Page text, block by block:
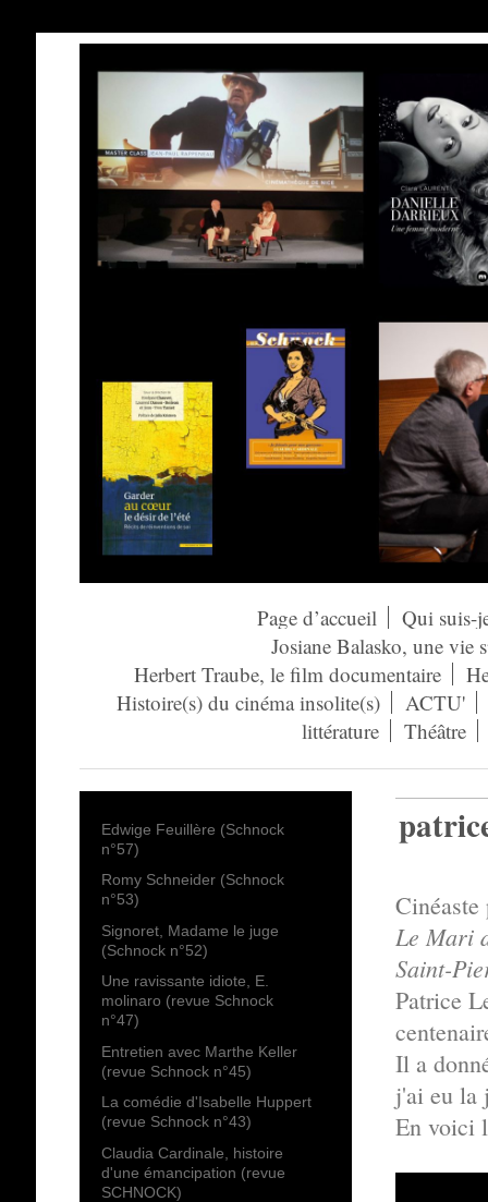
Page d’accueil
Qui suis-
Josiane Balasko, une vie
Herbert Traube, le film documentaire
Histoire(s) du cinéma insolite(s)
ACTU'
littérature
Théâtre
Le Mari
Saint-
Patrice
Il a
j'ai eu la
En voici
Edwige Feuillère (Schnock
n°57)
Romy Schneider (Schnock
n°53)
Signoret, Madame le juge
(Schnock n°52)
Une ravissante idiote, E.
molinaro (revue Schnock
n°47)
Entretien avec Marthe Keller
(revue Schnock n°45)
La comédie d'Isabelle Huppert
(revue Schnock n°43)
Claudia Cardinale, histoire
d'une émancipation (revue
SCHNOCK)